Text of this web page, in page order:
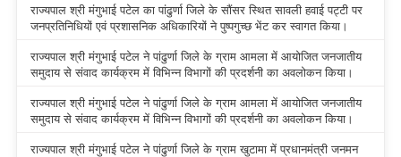
राज्यपाल श्री मंगुभाई पटेल का पांढुर्णा जिले के सौंसर स्थित सावली हवाई पट्टी पर
जनप्रतिनिधियों एवं प्रशासनिक अधिकारियों ने पुष्पगुच्छ भेंट कर स्वागत किया।
राज्यपाल श्री मंगुभाई पटेल ने पांढुर्णा जिले के ग्राम आमला में आयोजित जनजातीय
समुदाय से संवाद कार्यक्रम में विभिन्न विभागों की प्रदर्शनी का अवलोकन किया।
राज्यपाल श्री मंगुभाई पटेल ने पांढुर्णा जिले के ग्राम आमला में आयोजित जनजातीय
समुदाय से संवाद कार्यक्रम में विभिन्न विभागों की प्रदर्शनी का अवलोकन किया।
राज्यपाल श्री मंगुभाई पटेल ने पांढुर्णा जिले के ग्राम खुटामा में प्रधानमंत्री जनमन